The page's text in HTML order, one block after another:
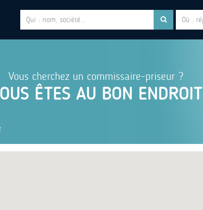
Vous cherchez un commissaire-priseur ?
ÊTES AU BON ENDROIT